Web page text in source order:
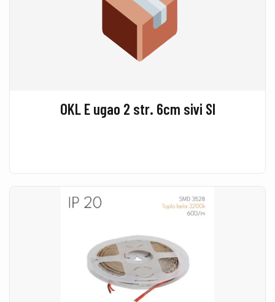
OKL E ugao 2 str. 6cm sivi SI